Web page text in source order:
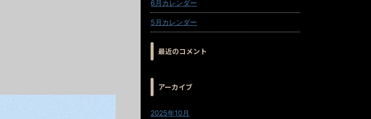
6月カレンダー
5月カレンダー
最近のコメント
アーカイブ
2025年10月